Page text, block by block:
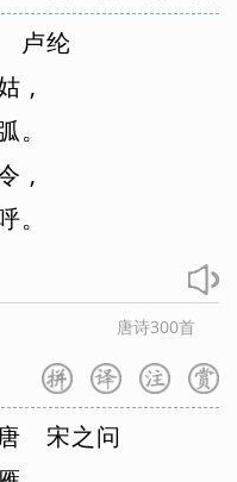
卢纶
,
。
,
。
唐诗300首
唐 宋之问